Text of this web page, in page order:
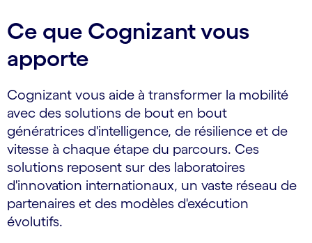
Ce que Cognizant vous
apporte
Cognizant vous aide à transformer la mobilité
avec des solutions de bout en bout
génératrices d'intelligence, de résilience et de
vitesse à chaque étape du parcours. Ces
solutions reposent sur des laboratoires
d'innovation internationaux, un vaste réseau de
partenaires et des modèles d'exécution
évolutifs.